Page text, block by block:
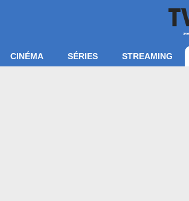
CINÉMA SÉRIES STREAMING